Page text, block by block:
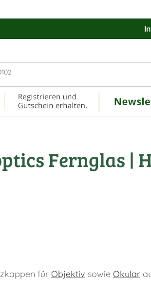
Fernglas |
für Objektiv sowie Okular